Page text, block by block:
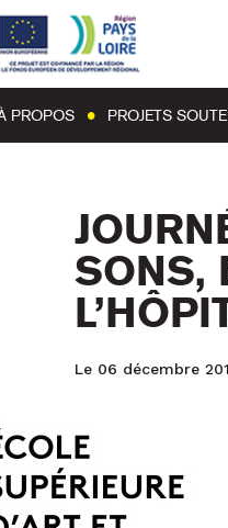
PROPOS PROJETS
SONS,
Le 06 décembre